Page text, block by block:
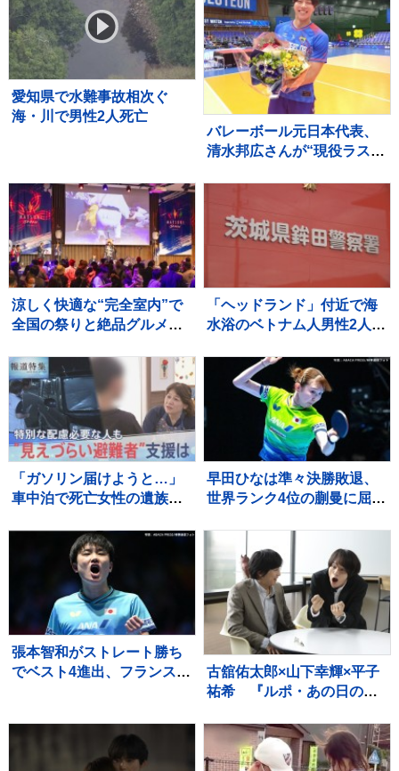
愛知県で水難事故相次ぐ
海・川で男性2人死亡
バレーボール元日本代表、
清水邦広さんが“現役ラスト
てすごい」引退記念試合で
涼しく快適な“完全室内”で
全国の祭りと絶品グルメを
2026」
「ヘッドランド」付近で海
水浴のベトナム人男性2人が
「ガソリン届けようと…」
車中泊で死亡女性の遺族が
らい避難者”どう支えるか
“要配慮者”避難の現状 子ど
もの心ケアする医師も【報
道特集】
早田ひなは準々決勝敗退、
世界ランク4位の蒯曼に屈
壁を越えられず【WTTチャ
ンピオンズ横浜】
張本智和がストレート勝ち
でベスト4進出、フランスの
古舘佑太郎×山下幸輝×平子
祐希 『ルポ・あの日の真
く語っていました」